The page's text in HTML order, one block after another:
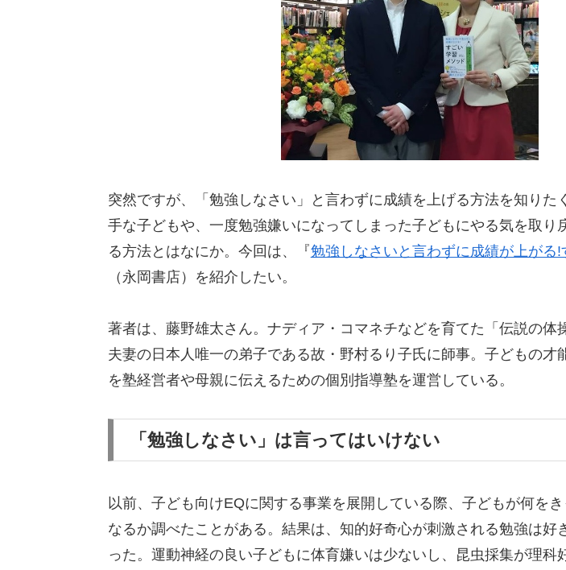
突然ですが、「勉強しなさい」と言わずに成績を上げる方法を知りた
手な子どもや、一度勉強嫌いになってしまった子どもにやる気を取り
る方法とはなにか。今回は、『勉強しなさいと言わずに成績が上がる!
（永岡書店）を紹介したい。
著者は、藤野雄太さん。ナディア・コマネチなどを育てた「伝説の体
夫妻の日本人唯一の弟子である故・野村るり子氏に師事。子どもの才
を塾経営者や母親に伝えるための個別指導塾を運営している。
「勉強しなさい」は言ってはいけない
以前、子ども向けEQに関する事業を展開している際、子どもが何を
なるか調べたことがある。結果は、知的好奇心が刺激される勉強は好
った。運動神経の良い子どもに体育嫌いは少ないし、昆虫採集が理科